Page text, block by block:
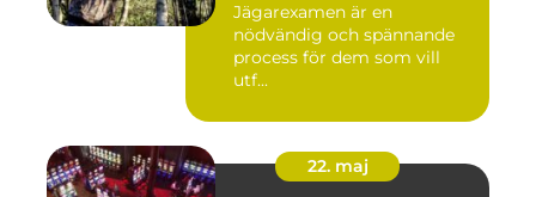
Jägarexamen är en
nödvändig och spännande
process för dem som vill
utf...
22. maj